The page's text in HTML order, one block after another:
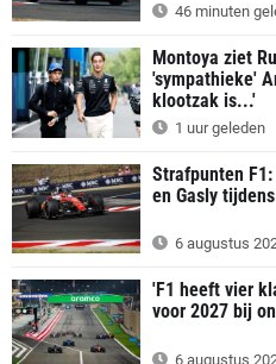
46 minuten
Montoya ziet
'sympathieke'
klootzak is...'
1 uur geleden
Strafpunten
en Gasly
6 augustus
'F1 heeft vier
voor 2027 bij
6 augustus